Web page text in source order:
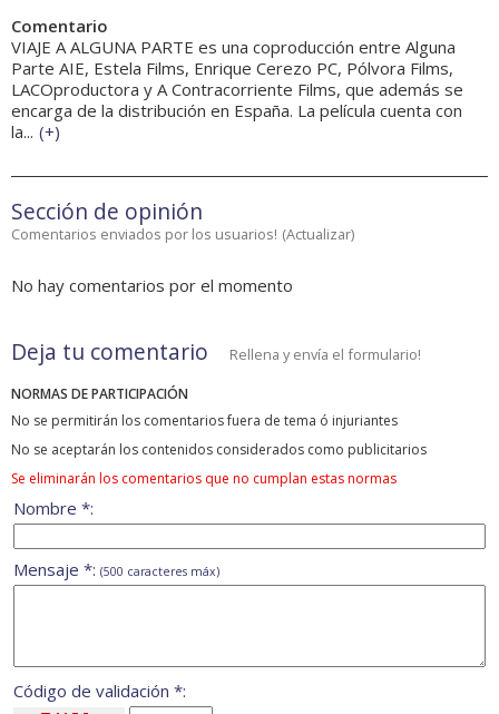
Comentario
VIAJE A ALGUNA PARTE es una coproducción entre Alguna
Parte AIE, Estela Films, Enrique Cerezo PC, Pólvora Films,
LACOproductora y A Contracorriente Films, que además se
encarga de la distribución en España. La película cuenta con
la... (+)
Sección de opinión
Comentarios enviados por los usuarios! (Actualizar)
No hay comentarios por el momento
Deja tu comentario Rellena y envía el formulario!
NORMAS DE PARTICIPACIÓN
No se permitirán los comentarios fuera de tema ó injuriantes
No se aceptarán los contenidos considerados como publicitarios
Se eliminarán los comentarios que no cumplan estas normas
Nombre *:
Mensaje *: (500 caracteres máx)
Código de validación *: